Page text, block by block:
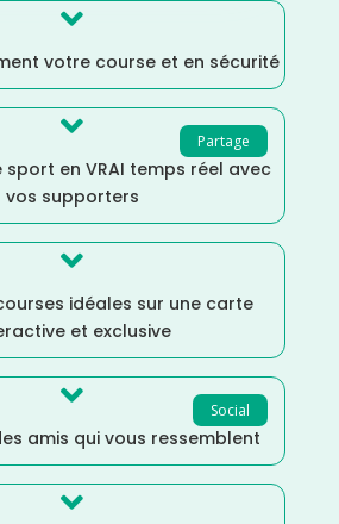

votre course et en sécurité
Partage

en VRAI temps réel avec
vos supporters

idéales sur une carte
et exclusive
Social

amis qui vous ressemblent
